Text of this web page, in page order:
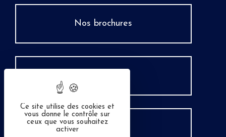
Nos brochures
Ce site utilise des cookies et
vous donne le contrôle sur
ceux que vous souhaitez
activer